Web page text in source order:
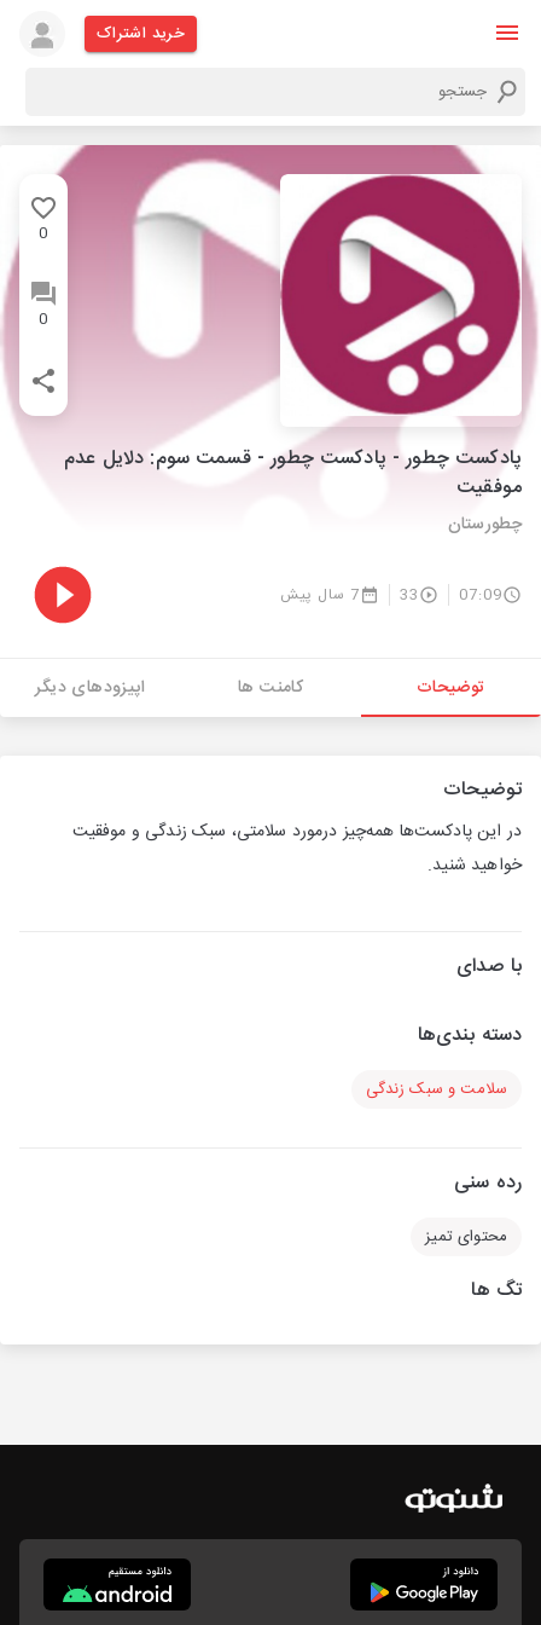
خرید اشتراک
0
0
پادکست چطور - پادکست چطور - قسمت سوم: دلایل عدم
موفقیت
چطورستان
07:09
33 7 سال پیش
توضیحات کامنت ها اپیزودهای دیگر
توضیحات
در این پادکست‌ها همه‌چیز درمورد سلامتی، سبک زندگی و موفقیت
خواهید شنید.
با صدای
دسته بندی‌ها
سلامت و سبک زندگی
رده سنی
محتوای تمیز
تگ ها